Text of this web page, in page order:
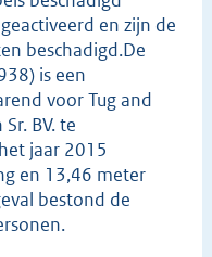
en zijn de
beschadigd.De
is een
voor Tug and
BV. te
jaar 2015
en 13,46 meter
bestond de